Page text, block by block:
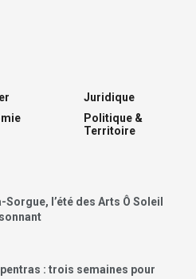
Juridique
Politique &
Territoire
Sorgue, l’été des Arts Ô Soleil
: trois semaines pour